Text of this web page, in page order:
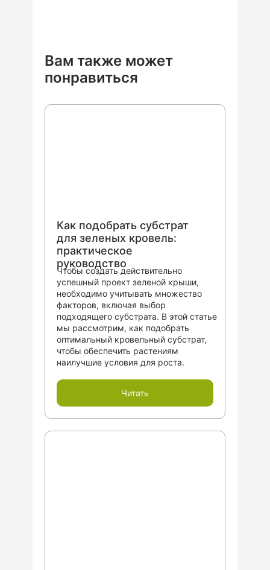
Вам также может
понравиться
Как подобрать субстрат
для зеленых кровель:
практическое
руководство
Чтобы создать действительно
успешный проект зеленой крыши,
необходимо учитывать множество
факторов, включая выбор
подходящего субстрата. В этой статье
мы рассмотрим, как подобрать
оптимальный кровельный субстрат,
чтобы обеспечить растениям
наилучшие условия для роста.
Читать